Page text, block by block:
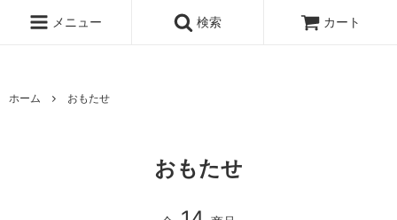
メニュー
検索 カート
ホーム おもたせ
おもたせ